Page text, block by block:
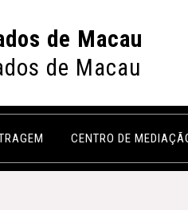
de Macau
de Macau
CENTRO DE